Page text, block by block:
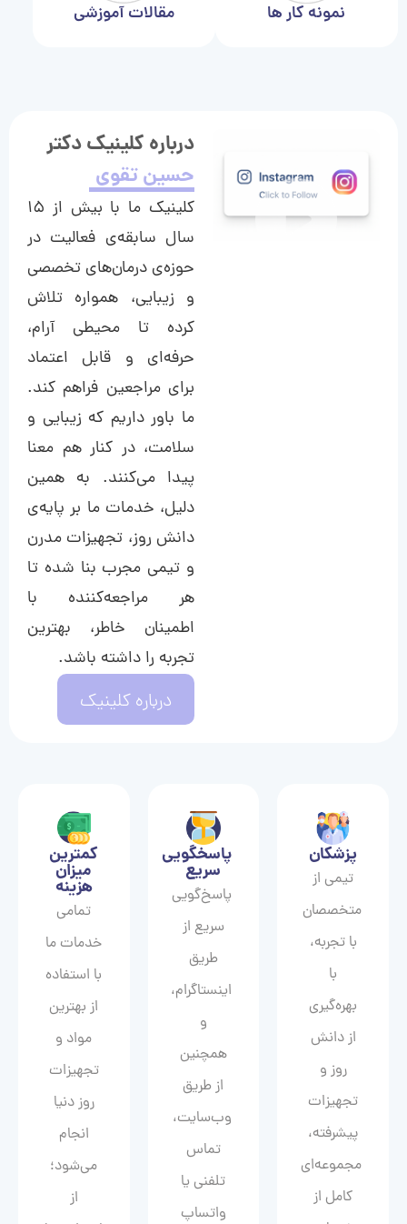
نمونه کار ها مقالات آموزشی
درباره کلینیک دکتر
حسین تقوی
کلینیک ما با بیش از ۱۵
سال سابقه‌ی فعالیت در
حوزه‌ی درمان‌های تخصصی
و زیبایی، همواره تلاش
کرده تا محیطی آرام،
حرفه‌ای و قابل اعتماد
برای مراجعین فراهم کند.
ما باور داریم که زیبایی و
سلامت، در کنار هم معنا
پیدا می‌کنند. به همین
دلیل، خدمات ما بر پایه‌ی
دانش روز، تجهیزات مدرن
و تیمی مجرب بنا شده تا
هر مراجعه‌کننده با
اطمینان خاطر، بهترین
تجربه را داشته باشد.
درباره کلینیک
پزشکان
تیمی از
متخصصان
با تجربه،
با
بهره‌گیری
از دانش
روز و
تجهیزات
پیشرفته،
مجموعه‌ای
کامل از
پاسخگویی
سریع
پاسخ‌گویی
سریع از
طریق
اینستاگرام،
و
همچنین
از طریق
وب‌سایت،
تماس
تلفنی یا
واتساپ
کمترین
میزان
هزینه
تمامی
خدمات ما
با استفاده
از بهترین
مواد و
تجهیزات
روز دنیا
انجام
می‌شود؛
از